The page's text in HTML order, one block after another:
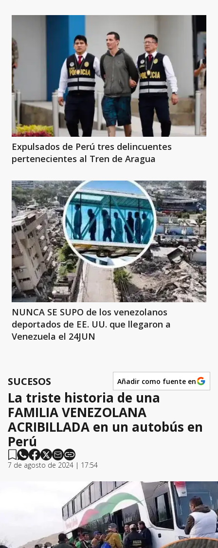
Expulsados de Perú tres delincuentes
pertenecientes al Tren de Aragua
NUNCA SE SUPO de los venezolanos
deportados de EE. UU. que llegaron a
Venezuela el 24JUN
SUCESOS Añadir como fuente en
La triste historia de una
FAMILIA VENEZOLANA
ACRIBILLADA en un autobús en
Perú
7 de agosto de 2024 | 17:54